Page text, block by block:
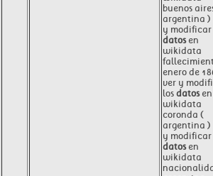
buenos
argentina )
y modificar
datosen
wikidata
enero de
ver y
los datosen
wikidata
coronda (
argentina )
y modificar
datosen
wikidata